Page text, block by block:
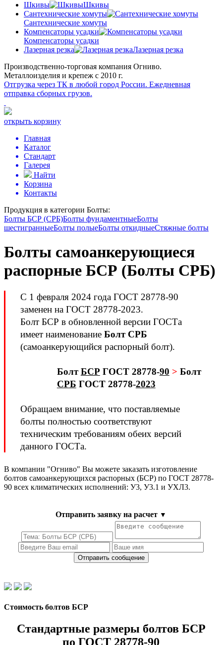
Шкивы
Шкивы
Сантехнические хомуты
Сантехнические хомуты
Компенсаторы усадки
Компенсаторы усадки
Лазерная резка
Лазерная резка
Производственно-торговая компания Огниво.
Металлоизделия и крепеж с 2010 г.
Отгрузка через ТК в любой город России. Ежедневная
отправка сборных грузов.
открыть корзину
Главная
Каталог
Стандарт
Галерея
Найти
Корзина
Контакты
Продукция в категории Болты:
Болты БСР (СРБ)Болты фундаментныеБолты
шестигранныеБолты полыеБолты откидныеСтяжные болты
Болты самоанкерующиеся
распорные БСР (Болты СРБ)
С 1 февраля 2024 года ГОСТ 28778-90
заменен на ГОСТ 28778-2023.
Болт БСР в обновленной версии ГОСТа
имеет наименование Болт СРБ
(самоанкерующийся распорный болт).
БолтБСР ГОСТ 28778-90 > Болт
СРБ ГОСТ 28778-2023
Обращаем внимание, что поставляемые
болты полностью соответствуют
техническим требованиям обеих версий
данного ГОСТа.
В компании "Огниво" Вы можете заказать изготовление
болтов самоанкерующихся распорных (БСР) по ГОСТ 28778-
90 всех климатических исполнений: У3, У3.1 и УХЛ3.
Отправить заявку на расчет ▼
Стоимость болтов БСР
Стандартные размеры болтов БСР
по ГОСТ 28778-90